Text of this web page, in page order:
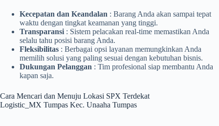
Kecepatan dan Keandalan : Barang Anda akan sampai tepat
waktu dengan tingkat keamanan yang tinggi.
Transparansi : Sistem pelacakan real-time memastikan Anda
selalu tahu posisi barang Anda.
Fleksibilitas : Berbagai opsi layanan memungkinkan Anda
memilih solusi yang paling sesuai dengan kebutuhan bisnis.
Dukungan Pelanggan : Tim profesional siap membantu Anda
kapan saja.
Cara Mencari dan Menuju Lokasi SPX Terdekat
Logistic_MX Tumpas Kec. Unaaha Tumpas